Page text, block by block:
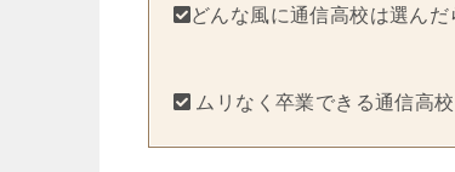
どんな風に通信高校は選ん
ムリなく卒業できる通信高